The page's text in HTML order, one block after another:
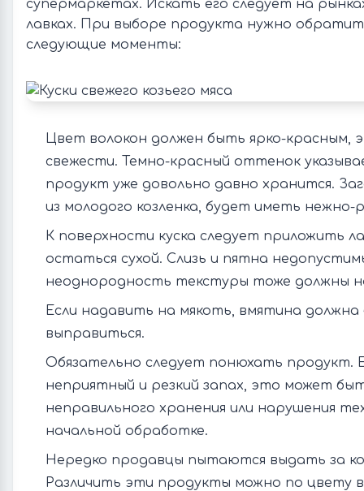
супермаркетах. Искать его следует на
лавках. При выборе продукта нужно
следующие моменты:
Цвет волокон должен быть ярко-красным,
свежести. Темно-красный оттенок
продукт уже довольно давно хранится.
из молодого козленка, будет иметь нежно-
К поверхности куска следует приложить
остаться сухой. Слизь и пятна
неоднородность текстуры тоже должны
Если надавить на мякоть, вмятина
выправиться.
Обязательно следует понюхать продукт.
неприятный и резкий запах, это может
неправильного хранения или нарушения
начальной обработке.
Нередко продавцы пытаются выдать за
Различить эти продукты можно по цвету